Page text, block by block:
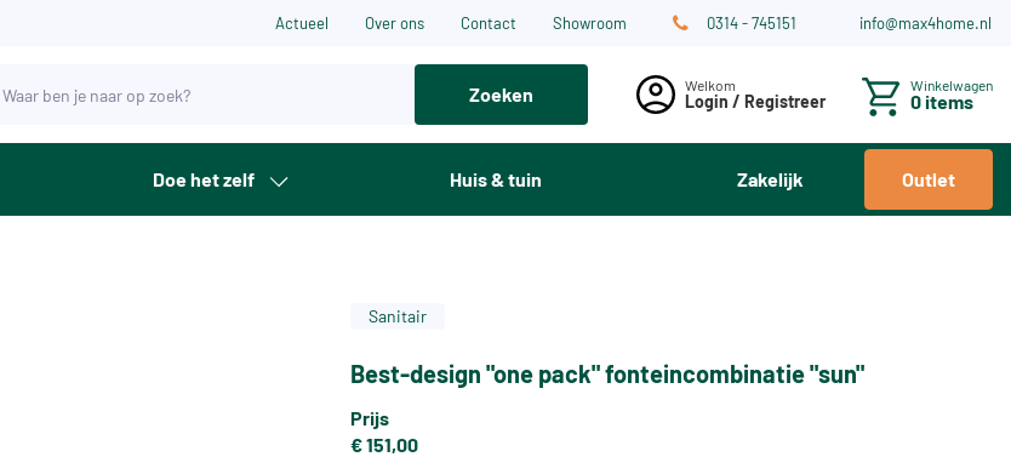
Actueel Over ons Contact Showroom 0314 - 745151 info@max4home.nl
Zoeken Login / Registreer
Winkelwagen
0 items
Doe het zelf Huis & tuin Zakelijk Outlet
Sanitair
Best-design "one pack" fonteincombinatie "sun"
Prijs
€ 151,00